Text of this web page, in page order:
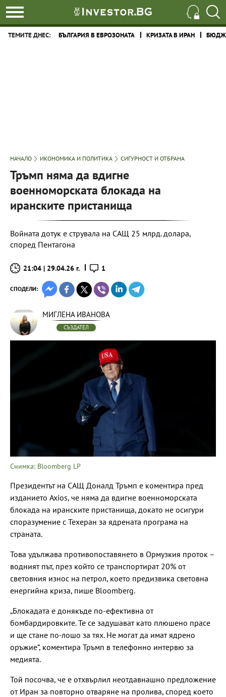
ТЕМИТЕ ДНЕС: БЪЛГАРИЯ В ЕВРОЗОНАТА КРИЗАТА В ИРАН
НАЧАЛО ИКОНОМИКА И ПОЛИТИКА СИГУРНОСТ И ОТБРАНА
Тръмп няма да вдигне
военноморската блокада на
иранските пристанища
Войната дотук е струвала на САЩ 25 млрд. долара,
според Пентагона
21:04 | 29.04.26 г. 1
СПОДЕЛИ:
МИГЛЕНА ИВАНОВА
СЪЗДАТЕЛ
Снимка: Bloomberg LP
Президентът на САЩ Доналд Тръмп е коментира пред
изданието Axios, че няма да вдигне военноморската
блокада на иранските пристанища, докато не осигури
споразумение с Техеран за ядрената програма на
страната.
Това удължава противопоставянето в Ормузкия проток –
водният път, през който се транспортират 20% от
световния износ на петрол, което предизвика световна
енергийна криза, пише Bloomberg.
„Блокадата е донякъде по-ефективна от
бомбардировките. Те се задушават като плюшено прасе
и ще стане по-лошо за тях. Не могат да имат ядрено
оръжие“, коментира Тръмп в телефонно интервю за
медията.
Той посочва, че е отхвърлил неотдавнашно предложение
от Иран за повторно отваряне на пролива, според което